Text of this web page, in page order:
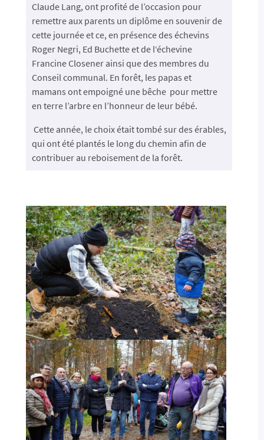
Claude Lang, ont profité de l’occasion pour
remettre aux parents un diplôme en souvenir de
cette journée et ce, en présence des échevins
Roger Negri, Ed Buchette et de l‘échevine
Francine Closener ainsi que des membres du
Conseil communal. En forêt, les papas et
mamans ont empoigné une bêche pour mettre
en terre l’arbre en l’honneur de leur bébé.
Cette année, le choix était tombé sur des érables,
qui ont été plantés le long du chemin afin de
contribuer au reboisement de la forêt.